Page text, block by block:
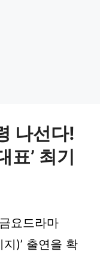
나선다!
표’ 최기
요드라마
)’ 출연을 확